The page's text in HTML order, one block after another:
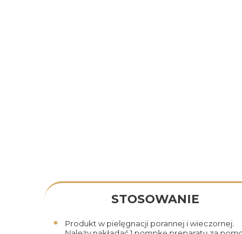
STOSOWANIE
Produkt w pielęgnacji porannej i wieczornej.